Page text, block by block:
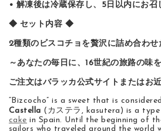
• 解凍後は冷蔵保存し、5日以内にお召
◆ セット内容 ◆
2種類のビスコチョを贅沢に詰め合わせ
～あなたの毎日に、16世紀の旅路の味
ご注文はバラッカ公式サイトまたはお
“Bizcocho” is a sweet that is
Castella ( カステラ , kasutera) is a
cake in Spain. Until the beginning of
sailors who traveled around the world